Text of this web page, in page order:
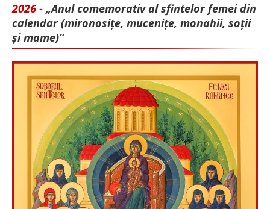
2026 - „Anul comemorativ al sfintelor femei din
calendar (mironosițe, mu­cenițe, monahii, soții
și mame)”